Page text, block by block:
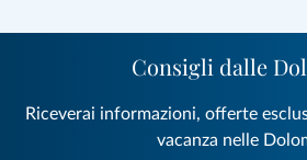
Consigli dalle
Riceverai informazioni, offerte
vacanza nelle